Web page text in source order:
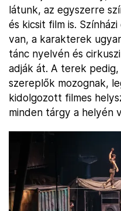
látunk, az egyszerre
és kicsit film is.
van, a karakterek
tánc nyelvén és
adják át. A terek
szereplők mozognak,
kidolgozott filmes
minden tárgy a helyén